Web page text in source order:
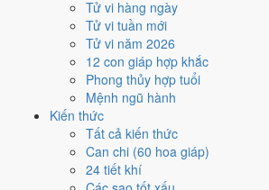
Tử vi hàng ngày
Tử vi tuần mới
Tử vi năm 2026
12 con giáp hợp khắc
Phong thủy hợp tuổi
Mệnh ngũ hành
Kiến thức
Tất cả kiến thức
Can chi (60 hoa giáp)
24 tiết khí
T3 · 22/4 âm
Tân Sửu
★★★★★ 9/10
30/5
T3 · 7/5 âm
Ất Mão
★★★★☆ 8/10